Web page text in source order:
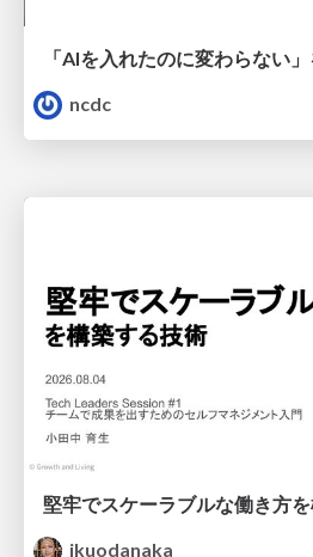
ncdc
堅牢でスケーラブルな働き方
ikuodanaka